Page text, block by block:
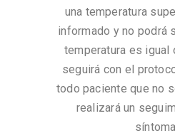
una temperatura
informado y no podrá
temperatura es igual
seguirá con el
todo paciente que no
realizará un